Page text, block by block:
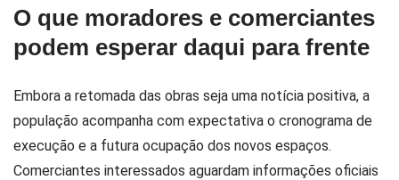
O que moradores e comerciantes
podem esperar daqui para frente
Embora a retomada das obras seja uma notícia positiva, a
população acompanha com expectativa o cronograma de
execução e a futura ocupação dos novos espaços.
Comerciantes interessados aguardam informações oficiais